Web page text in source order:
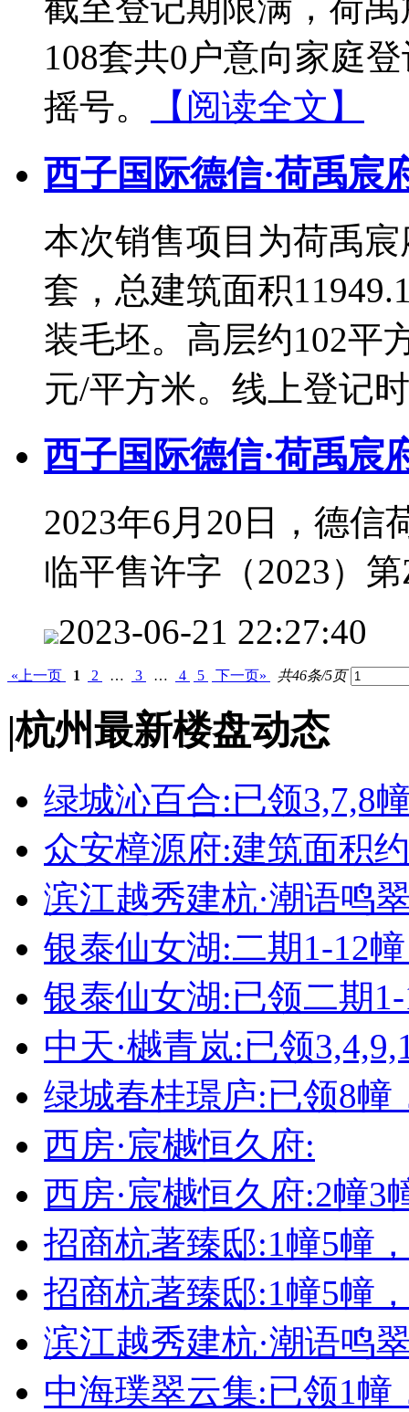
截至登记期限满，荷
108套共0户意向家庭
摇号。
【阅读全文】
西子国际德信·荷禹宸
本次销售项目为荷禹
套，总建筑面积
装毛坯。高层约102平
元/平方米。线上登记
西子国际德信·荷禹宸
2023年6月20日，德信
临平售许字（2023）
2023-06-21 22:27:40
«上一页 1 2 … 3 … 4 5 下一页» 共46条/5页
|杭州最新楼盘动态
绿城沁百合:已领3,7,8
众安樟源府:建筑面积
滨江越秀建杭·潮语鸣
银泰仙女湖:二期1-12
银泰仙女湖:已领二期
中天·樾青岚:已领
绿城春桂璟庐:已领8幢
西房·宸樾恒久府:
西房·宸樾恒久府:2幢3
招商杭著臻邸:1幢5幢
招商杭著臻邸:1幢5幢
滨江越秀建杭·潮语鸣
中海璞翠云集:已领1幢